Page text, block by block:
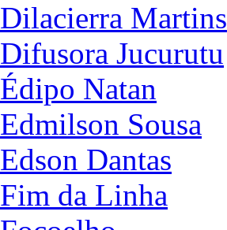
Dilacierra Martins
Difusora Jucurutu
Édipo Natan
Edmilson Sousa
Edson Dantas
Fim da Linha